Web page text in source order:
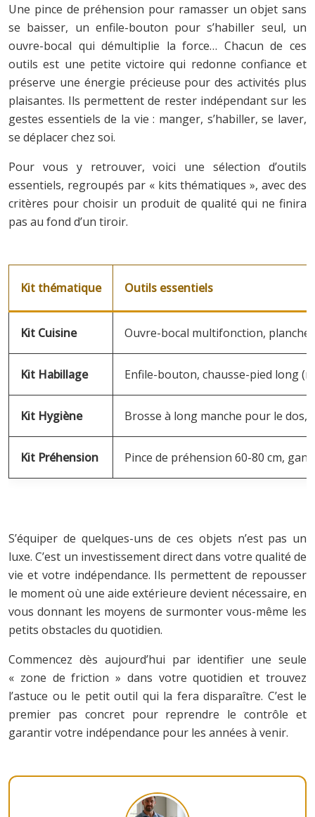
Une pince de préhension pour ramasser un objet sans
se baisser, un enfile-bouton pour s’habiller seul, un
ouvre-bocal qui démultiplie la force… Chacun de ces
outils est une petite victoire qui redonne confiance et
préserve une énergie précieuse pour des activités plus
plaisantes. Ils permettent de rester indépendant sur les
gestes essentiels de la vie : manger, s’habiller, se laver,
se déplacer chez soi.
Pour vous y retrouver, voici une sélection d’outils
essentiels, regroupés par « kits thématiques », avec des
critères pour choisir un produit de qualité qui ne finira
pas au fond d’un tiroir.
Kit thématique Outils essentiels
Kit Cuisine Ouvre-bocal multifonction, planche
Kit Habillage Enfile-bouton, chausse-pied long
Kit Hygiène Brosse à long manche pour le dos,
Kit Préhension Pince de préhension 60-80 cm,
S’équiper de quelques-uns de ces objets n’est pas un
luxe. C’est un investissement direct dans votre qualité de
vie et votre indépendance. Ils permettent de repousser
le moment où une aide extérieure devient nécessaire, en
vous donnant les moyens de surmonter vous-même les
petits obstacles du quotidien.
Commencez dès aujourd’hui par identifier une seule
« zone de friction » dans votre quotidien et trouvez
l’astuce ou le petit outil qui la fera disparaître. C’est le
premier pas concret pour reprendre le contrôle et
garantir votre indépendance pour les années à venir.